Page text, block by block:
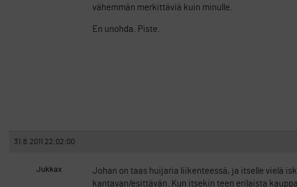
vähemmän merkittäviä kuin minulle.
En unohda. Piste.
31.8.2011 22:02:00
Jukkax
Johan on taas huijaria liikenteessä, ja itselle vielä
kantavan/esittävän. Kun itsekin teen erilaista